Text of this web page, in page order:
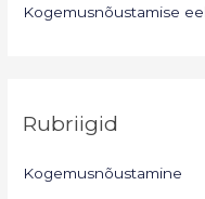
Kogemusnõustamise
Rubriigid
Kogemusnõustamine